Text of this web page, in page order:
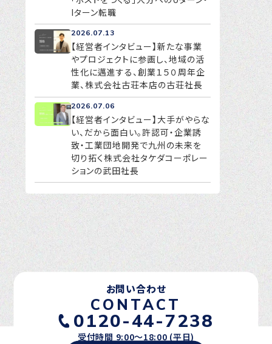
Iターン転職
2026.07.13
【経営者インタビュー】新たな事業
やプロジェクトに参画し、地域の活
性化に邁進する、創業１５０周年企
業、株式会社古荘本店の古荘社長
2026.07.06
【経営者インタビュー】大手がやらな
い、だから面白い。許認可・企業誘
致・工業団地開発で九州の未来を
切り拓く株式会社タケダコーポレー
ションの武田社長
お問い合わせ
CONTACT
0120-44-7238
受付時間 9:00〜18:00 (平日)